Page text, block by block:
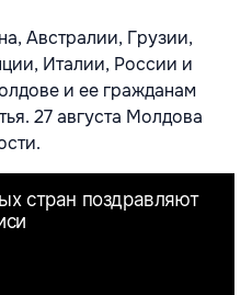
Австралии, Грузии,
Италии, России и
и ее гражданам
27 августа Молдова